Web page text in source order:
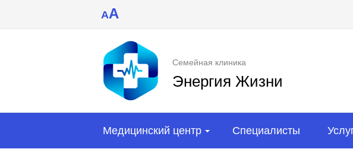
AA
Семейная клиника
Энергия Жизни
Медицинский центр Специалисты